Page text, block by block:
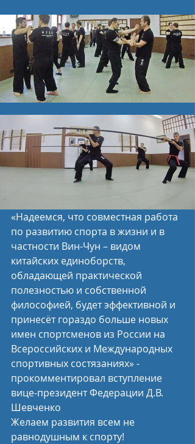
«Надеемся, что совместная работа
по развитию спорта в жизни и в
частности Вин-Чун – видом
китайских единоборств,
обладающей практической
полезностью и собственной
философией, будет эффективной и
принесёт гораздо больше новых
имен спортсменов из России на
Всероссийских и Международных
спортивных состязаниях» -
прокомментировал вступление
вице-президент Федерации Д.В.
Шевченко
Желаем развития всем не
равнодушным к спорту!